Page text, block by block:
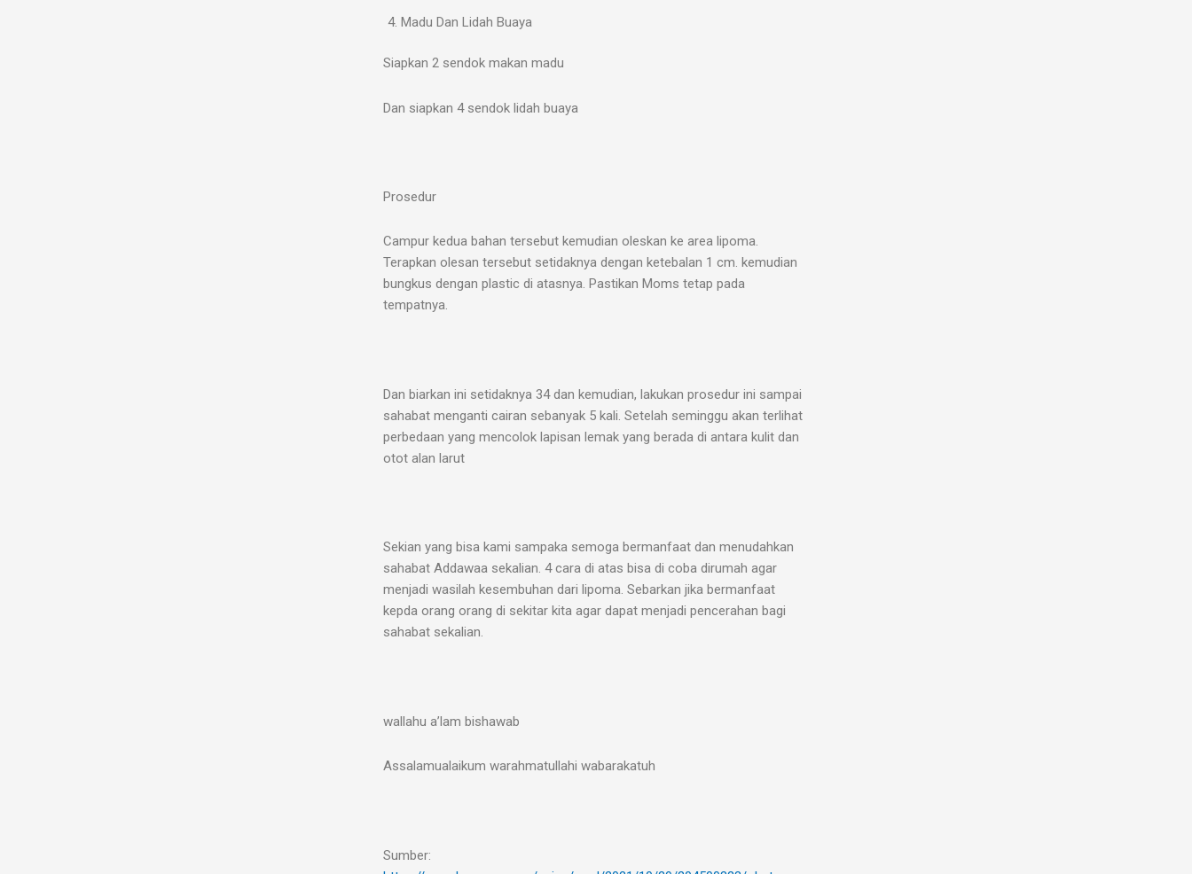
Madu Dan Lidah Buaya
Siapkan 2 sendok makan madu
Dan siapkan 4 sendok lidah buaya
Prosedur
Campur kedua bahan tersebut kemudian oleskan ke area lipoma.
Terapkan olesan tersebut setidaknya dengan ketebalan 1 cm. kemudian
bungkus dengan plastic di atasnya. Pastikan Moms tetap pada
tempatnya.
Dan biarkan ini setidaknya 34 dan kemudian, lakukan prosedur ini sampai
sahabat menganti cairan sebanyak 5 kali. Setelah seminggu akan terlihat
perbedaan yang mencolok lapisan lemak yang berada di antara kulit dan
otot alan larut
Sekian yang bisa kami sampaka semoga bermanfaat dan menudahkan
sahabat Addawaa sekalian. 4 cara di atas bisa di coba dirumah agar
menjadi wasilah kesembuhan dari lipoma. Sebarkan jika bermanfaat
kepda orang orang di sekitar kita agar dapat menjadi pencerahan bagi
sahabat sekalian.
wallahu a’lam bishawab
Assalamualaikum warahmatullahi wabarakatuh
Sumber: